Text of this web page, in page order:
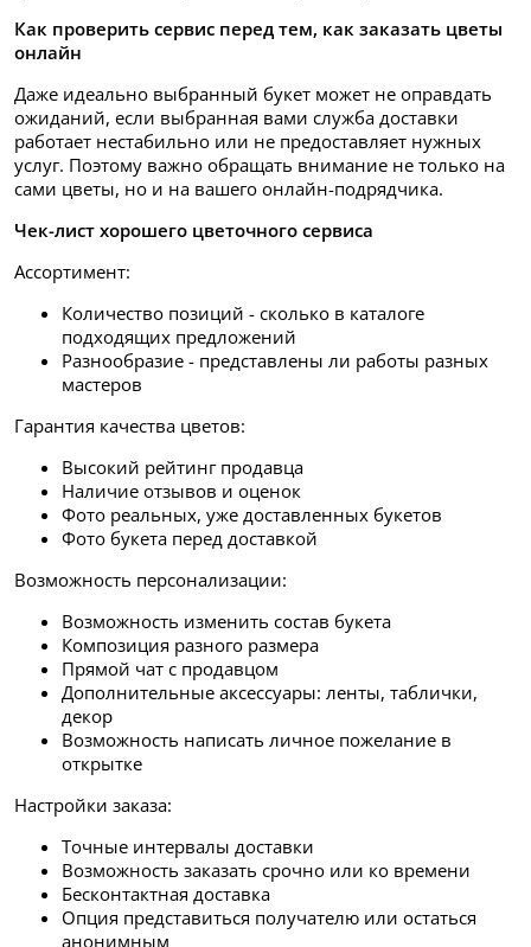
Как проверить сервис перед тем, как заказать цветы
онлайн
Даже идеально выбранный букет может не оправдать
ожиданий, если выбранная вами служба доставки
работает нестабильно или не предоставляет нужных
услуг. Поэтому важно обращать внимание не только на
сами цветы, но и на вашего онлайн-подрядчика.
Чек-лист хорошего цветочного сервиса
Ассортимент:
Количество позиций - сколько в каталоге
подходящих предложений
Разнообразие - представлены ли работы разных
мастеров
Гарантия качества цветов:
Высокий рейтинг продавца
Наличие отзывов и оценок
Фото реальных, уже доставленных букетов
Фото букета перед доставкой
Возможность персонализации:
Возможность изменить состав букета
Композиция разного размера
Прямой чат с продавцом
Дополнительные аксессуары: ленты, таблички,
декор
Возможность написать личное пожелание в
открытке
Настройки заказа:
Точные интервалы доставки
Возможность заказать срочно или ко времени
Бесконтактная доставка
Опция представиться получателю или остаться
анонимным